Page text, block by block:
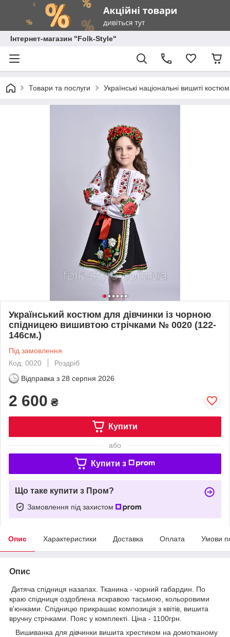
Інтернет-магазин "Folk-Style"
Товари та послуги Українські національні вишиті
Український костюм для дівчинки із чорною
спідницею вишивтою стрічками № 0020 (122-
146см.)
Під замовлення
Код: 0020
Роздріб
Відправка з 28 серпня 2026
2 600 ₴
Купити
або
Купити з
Що таке купити з Пром?
Замовлення під захистом
Опис Характеристики Доставка Оплата Умови
Опис
Дитяча спідниця назапах. Тканина - чорний габардин. По
краю спідниця оздоблена яскравою тасьмою, кольоровими
в'юнками. Спідницю прикрашає композиція з квітів, вишита
вручну стрічками. Пояс у комплекті. Ціна - 1100грн.
Вишиванка для дівчинки вишита хрестиком на домотканому